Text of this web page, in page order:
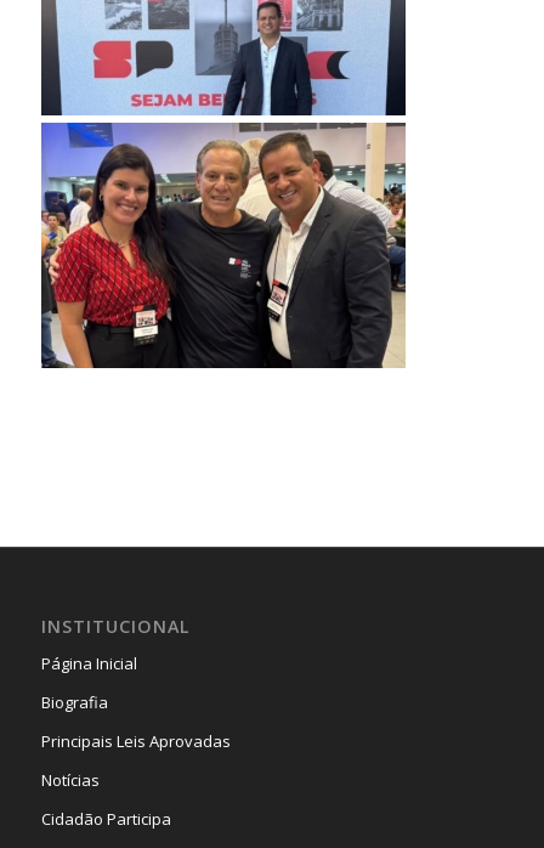
INSTITUCIONAL
Página Inicial
Biografia
Principais Leis Aprovadas
Notícias
Cidadão Participa